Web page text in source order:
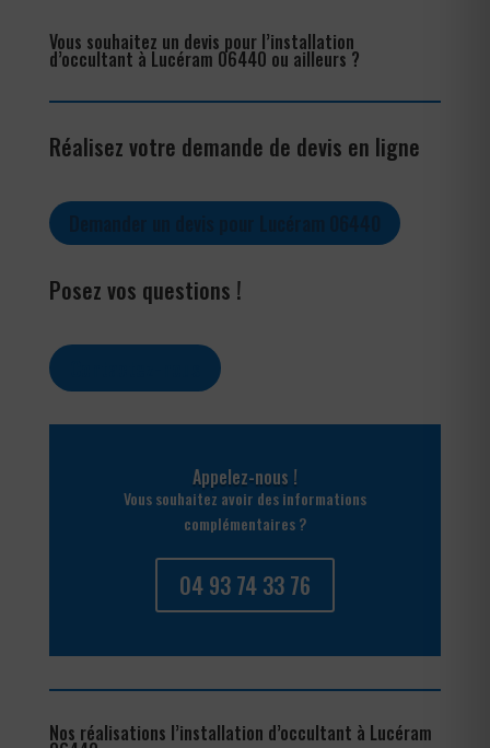
Vous souhaitez un devis pour l’installation
d’occultant à Lucéram 06440 ou ailleurs ?
Réalisez votre demande de devis en ligne
Posez vos questions !
Appelez-nous !
Vous souhaitez avoir des informations
complémentaires ?
04 93 74 33 76
Nos réalisations l’installation d’occultant à Lucéram